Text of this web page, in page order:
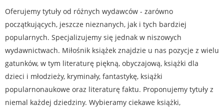
Oferujemy tytuły od różnych wydawców - zarówno
początkujących, jeszcze nieznanych, jak i tych bardziej
popularnych. Specjalizujemy się jednak w niszowych
wydawnictwach. Miłośnik książek znajdzie u nas pozycje z wielu
gatunków, w tym literaturę piękną, obyczajową, książki dla
dzieci i młodzieży, kryminały, fantastykę, książki
popularnonaukowe oraz literaturę faktu. Proponujemy tytuły z
niemal każdej dziedziny. Wybieramy ciekawe książki,